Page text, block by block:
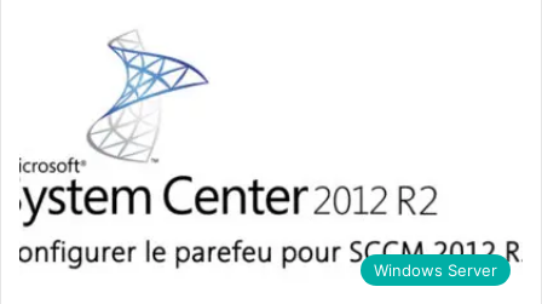
Windows Server